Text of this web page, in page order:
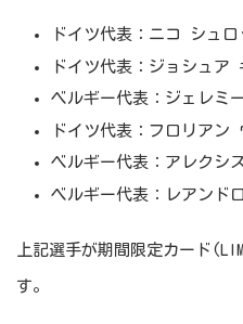
ドイツ代表：ニコ シュロ
ドイツ代表：ジョシュア
ベルギー代表：ジェレミ
ドイツ代表：フロリアン
ベルギー代表：アレクシ
ベルギー代表：レアンド
上記選手が期間限定カード
す。